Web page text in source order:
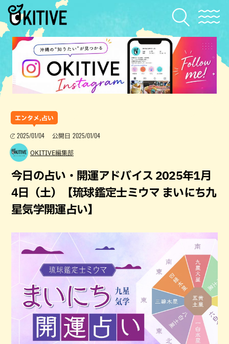
エンタメ,占い
2025/01/04 公開日 2025/01/04
OKITIVE編集部
今日の占い・開運アドバイス 2025年1月
4日（土）【琉球鑑定士ミウマ まいにち九
星気学開運占い】